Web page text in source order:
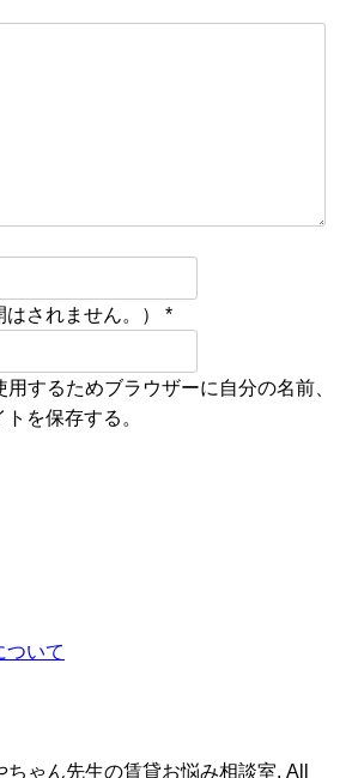
されません。） *
するためブラウザーに自分の名前、
を保存する。
ついて
ゃん先生の賃貸お悩み相談室. All